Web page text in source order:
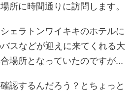
所に時間通りに訪問します。
ェラトンワイキキのホテルに
スなどが迎えに来てくれる大
場所となっていたのですが...
認するんだろう？とちょっと